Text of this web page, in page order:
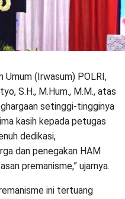
(Irwasum) POLRI,
S.H., M.Hum., M.M., atas
setinggi-tingginya
kasih kepada petugas
dedikasi,
dan penegakan HAM
premanisme,” ujarnya.
ini tertuang